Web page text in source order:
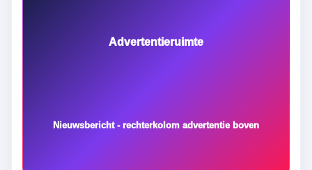
Advertentieruimte
Nieuwsbericht - rechterkolom advertentie boven